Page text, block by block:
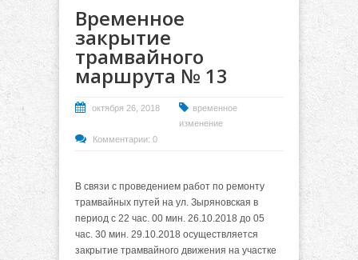
Временное
закрытие
трамвайного
маршрута № 13
октября 26, 2018
временное
изменение
Комментарии: 0
В связи с проведением работ по ремонту
трамвайных путей на ул. Зыряновская в
период с 22 час. 00 мин. 26.10.2018 до 05
час. 30 мин. 29.10.2018 осуществляется
закрытие трамвайного движения на участке